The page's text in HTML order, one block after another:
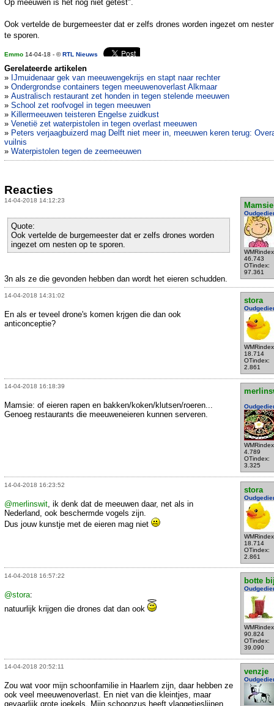
Op meeuwen is het nog niet getest".
Ook vertelde de burgemeester dat er zelfs drones worden ingezet om
te sporen.
Emmo 14-04-18 - ©RTL Nieuws
Gerelateerde artikelen
» IJmuidenaar gek van meeuwengekrijs en stapt naar rechter
» Ondergrondse containers tegen meeuwenoverlast Alkmaar
» Australisch restaurant zet honden in tegen stelende meeuwen
» School zet roofvogel in tegen meeuwen
» Killermeeuwen teisteren Engelse zuidkust
» Venetië zet waterpistolen in tegen overlast meeuwen
» Peters verjaagbuizerd mag Delft niet meer in, meeuwen keren terug:
vuilnis
» Waterpistolen tegen de zeemeeuwen
Reacties
14-04-2018 14:12:23
Mamsie
46.743
OTindex:
97.361
Quote:
Ook vertelde de burgemeester dat er zelfs drones worden
ingezet om nesten op te sporen.
3n als ze die gevonden hebben dan wordt het eieren schudden.
14-04-2018 14:31:02
stora
18.714
OTindex:
2.861
En als er teveel drone's komen krjgen die dan ook
anticonceptie?
14-04-2018 16:18:39
4.789
OTindex:
3.325
Mamsie: of eieren rapen en bakken/koken/klutsen/roeren...
Genoeg restaurants die meeuweneieren kunnen serveren.
14-04-2018 16:23:52
stora
18.714
OTindex:
2.861
@merlinswit , ik denk dat de meeuwen daar, net als in
Nederland, ook beschermde vogels zijn.
Dus jouw kunstje met de eieren mag niet
14-04-2018 16:57:22
botte
90.824
OTindex:
39.090
@stora:
natuurlijk krijgen die drones dat dan ook
14-04-2018 20:52:11
venzje
Zou wat voor mijn schoonfamilie in Haarlem zijn, daar hebben ze
ook veel meeuwenoverlast. En niet van die kleintjes, maar
gevaarlijk grote joekels. Mijn schoonzus heeft vlaggetjeslijnen